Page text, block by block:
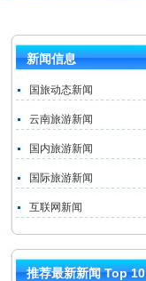
新闻信息
国旅动态新闻
云南旅游新闻
国内旅游新闻
国际旅游新闻
互联网新闻
推荐最新新闻 Top 10